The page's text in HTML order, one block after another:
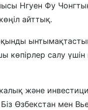
Нгуен Фу
айттық.
салу үшін
және
Өзбекстан мен